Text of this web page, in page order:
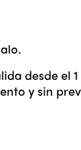
desde el
y sin